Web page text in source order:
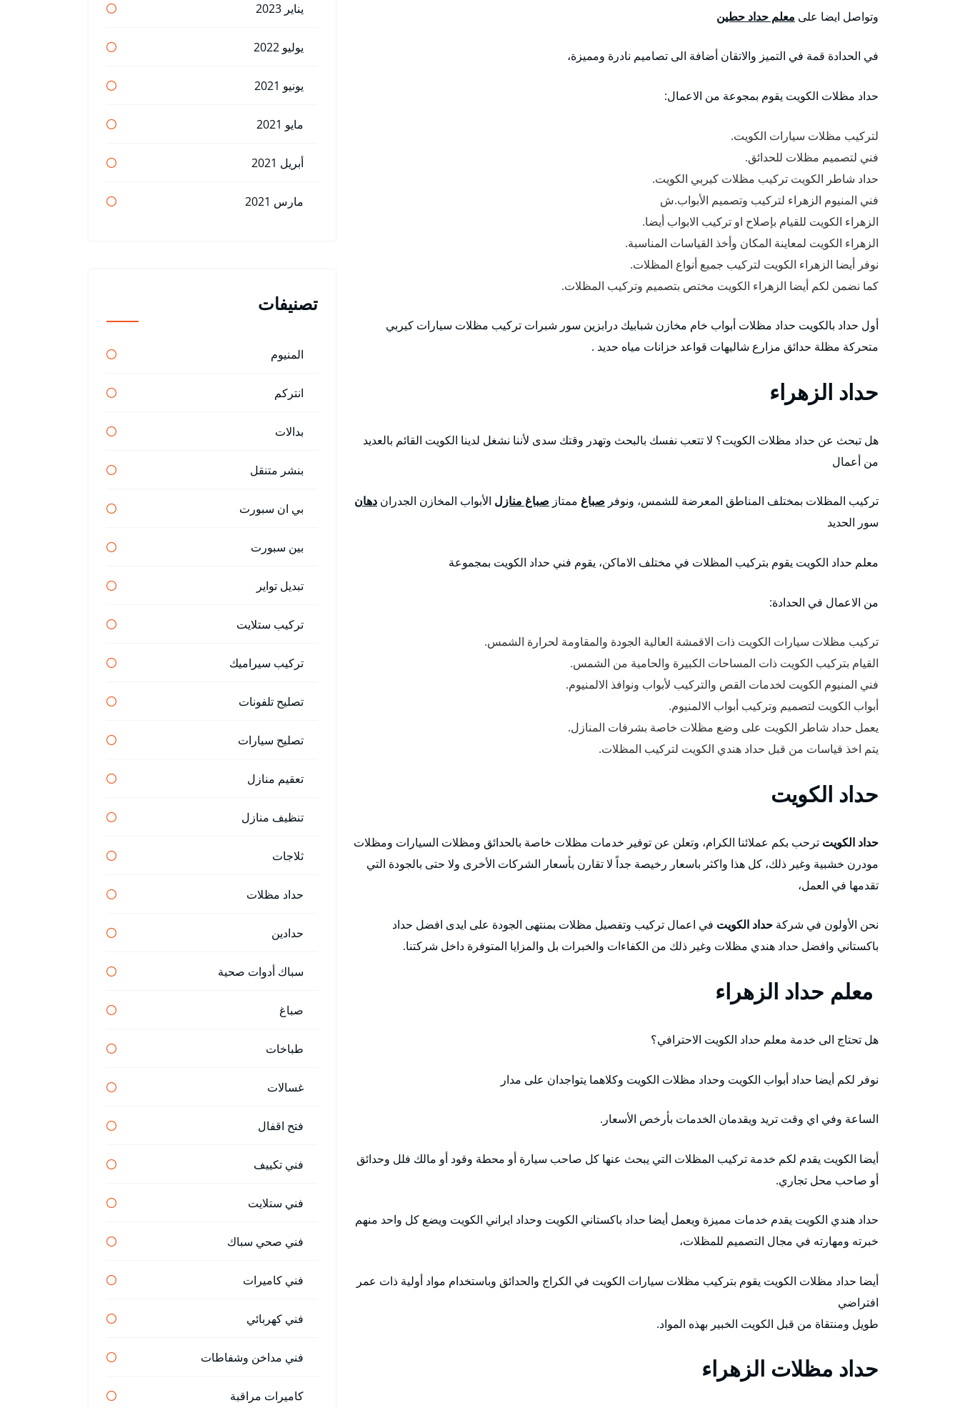
وتواصل ايضا على معلم حداد حطين
في الحدادة قمة في التميز والاتقان أضافة الى تصاميم نادرة ومميزة،
حداد مظلات الكويت يقوم بمجوعة من الاعمال:
لتركيب مظلات سيارات الكويت.
فني لتصميم مظلات للحدائق.
حداد شاطر الكويت تركيب مظلات كيربي الكويت.
فني المنيوم الزهراء لتركيب وتصميم الأبواب.ش
الزهراء الكويت للقيام بإصلاح او تركيب الابواب أيضا.
الزهراء الكويت لمعاينة المكان وأخذ القياسات المناسبة.
نوفر أيضا الزهراء الكويت لتركيب جميع أنواع المظلات.
كما نضمن لكم أيضا الزهراء الكويت مختص بتصميم وتركيب المظلات.
أول حداد بالكويت حداد مظلات أبواب خام مخازن شبابيك درابزين سور شبرات تركيب مظلات سيارات كيربي
متحركة مظلة حدائق مزارع شاليهات قواعد خزانات مياه حديد .
حداد الزهراء
هل تبحث عن حداد مظلات الكويت؟ لا تتعب نفسك بالبحث وتهدر وقتك سدى لأننا نشغل لدينا الكويت القائم بالعديد
من أعمال
تركيب المظلات بمختلف المناطق المعرضة للشمس، ونوفر صباغ ممتاز صباغ منازل الأبواب المخازن الجدران دهان
سور الحديد
معلم حداد الكويت يقوم بتركيب المظلات في مختلف الاماكن، يقوم فني حداد الكويت بمجموعة
من الاعمال في الحدادة:
تركيب مظلات سيارات الكويت ذات الاقمشة العالية الجودة والمقاومة لحرارة الشمس.
القيام بتركيب الكويت ذات المساحات الكبيرة والحامية من الشمس.
فني المنيوم الكويت لخدمات القص والتركيب لأبواب ونوافذ الالمنيوم.
أبواب الكويت لتصميم وتركيب أبواب الالمنيوم.
يعمل حداد شاطر الكويت على وضع مظلات خاصة بشرفات المنازل.
يتم اخذ قياسات من قبل حداد هندي الكويت لتركيب المظلات.
حداد الكويت
حداد الكويت ترحب بكم عملائنا الكرام، وتعلن عن توفير خدمات مظلات خاصة بالحدائق ومظلات السيارات ومظلات
مودرن خشبية وغير ذلك، كل هذا واكثر باسعار رخيصة جداً لا تقارن بأسعار الشركات الأخرى ولا حتى بالجودة التي
تقدمها في العمل،
نحن الأولون في شركة حداد الكويت في اعمال تركيب وتفصيل مظلات بمنتهى الجودة على ايدى افضل حداد
باكستاني وافضل حداد هندي مظلات وغير ذلك من الكفاءات والخبرات بل والمزايا المتوفرة داخل شركتنا.
معلم حداد الزهراء
هل تحتاج الى خدمة معلم حداد الكويت الاحترافي؟
نوفر لكم أيضا حداد أبواب الكويت وحداد مظلات الكويت وكلاهما يتواجدان على مدار
الساعة وفي اي وقت تريد ويقدمان الخدمات بأرخص الأسعار.
أيضا الكويت يقدم لكم خدمة تركيب المظلات التي يبحث عنها كل صاحب سيارة أو محطة وقود أو مالك فلل وحدائق
أو صاحب محل تجاري.
حداد هندي الكويت يقدم خدمات مميزة ويعمل أيضا حداد باكستاني الكويت وحداد ايراني الكويت ويضع كل واحد منهم
خبرته ومهارته في مجال التصميم للمظلات،
أيضا حداد مظلات الكويت يقوم بتركيب مظلات سيارات الكويت في الكراج والحدائق وباستخدام مواد أولية ذات عمر
افتراضي
طويل ومنتقاة من قبل الكويت الخبير بهذه المواد.
حداد مظلات الزهراء
يناير 2023
يوليو 2022
يونيو 2021
مايو 2021
أبريل 2021
مارس 2021
تصنيفات
المنيوم
انتركم
بدالات
بنشر متنقل
بي ان سبورت
بين سبورت
تبديل تواير
تركيب ستلايت
تركيب سيراميك
تصليح تلفونات
تصليح سيارات
تعقيم منازل
تنظيف منازل
ثلاجات
حداد مظلات
حدادين
سباك أدوات صحية
صباغ
طباخات
غسالات
فتح اقفال
فني تكييف
فني ستلايت
فني صحي سباك
فني كاميرات
فني كهربائي
فني مداخن وشفاطات
كاميرات مراقبة